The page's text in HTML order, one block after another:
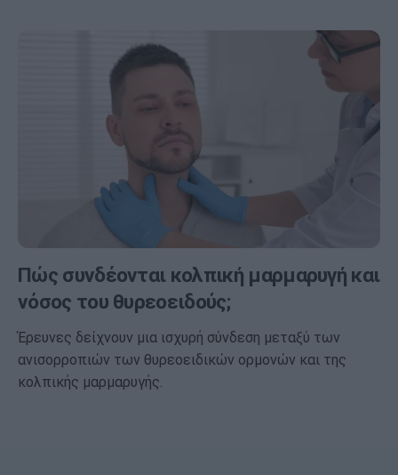
Πώς συνδέονται κολπική μαρμαρυγή και
νόσος του θυρεοειδούς;
Έρευνες δείχνουν μια ισχυρή σύνδεση μεταξύ των
ανισορροπιών των θυρεοειδικών ορμονών και της
κολπικής μαρμαρυγής.